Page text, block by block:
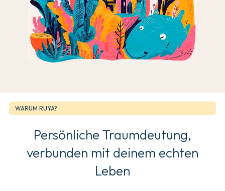
WARUM RUYA?
Persönliche Traumdeutung,
verbunden mit deinem echten
Leben